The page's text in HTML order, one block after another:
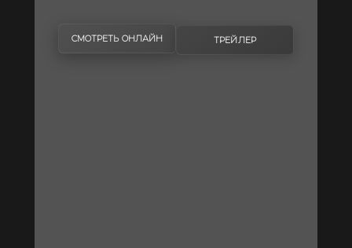
СМОТРЕТЬ ОНЛАЙН ТРЕЙЛЕР